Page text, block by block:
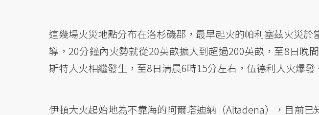
這幾場火災地點分布在洛杉磯郡，最早起火的帕利塞茲火災
導，20分鐘內火勢就從20英畝擴大到超過200英畝，至8日晚
斯特大火相繼發生，至8日清晨6時15分左右，伍德利大火爆發
伊頓大火起始地為不靠海的阿爾塔迪納（Altadena），目前